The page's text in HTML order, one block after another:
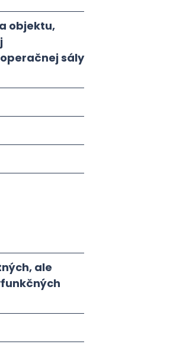
objektu,
sály
ale